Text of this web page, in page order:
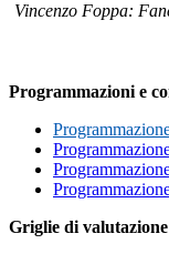
Vincenzo Foppa:
Programmazioni e
Griglie di valutazione